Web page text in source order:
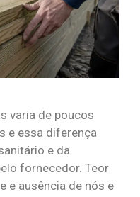
varia de poucos
e essa diferença
e da
fornecedor. Teor
e ausência de nós e